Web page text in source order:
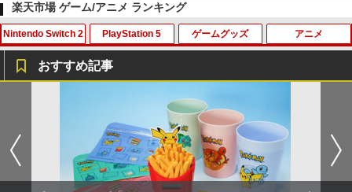
楽天市場 ゲーム/アニメ ランキング
Nintendo Switch 2
Switch2 保護フィルム スイッチ2 保護フ
ィルム switch2 フィルム Switch2 ガラ
スフィルム スイッチ2 フィルム ガイド
貼り付け キット カバー Switch 2 本体
アクセサリー Nintendo Switch2 ケース
可 透明 ブルーライト カット 99％ FIRM
E
PlayStation 5
【楽天ブックス限定特典+特典】空の軌
跡 the 2nd PS5版(DLCチラシ：NEOブ
レイサー・アガット+【早期購入外付特
典】DLCチラシ)
￥7,480
ゲームグッズ アニメ
おすすめ記事